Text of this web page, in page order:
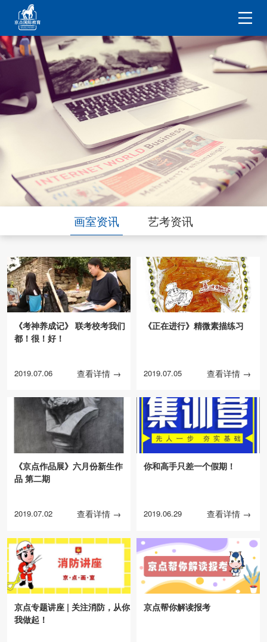
画室资讯 艺考资讯
《考神养成记》 联考校考我们
都！很！好！
2019.07.06 查看详情 →
《正在进行》精微素描练习
2019.07.05 查看详情 →
《京点作品展》六月份新生作
品 第二期
2019.07.02 查看详情 →
你和高手只差一个假期！
2019.06.29 查看详情 →
京点专题讲座 | 关注消防，从你
我做起！
京点帮你解读报考